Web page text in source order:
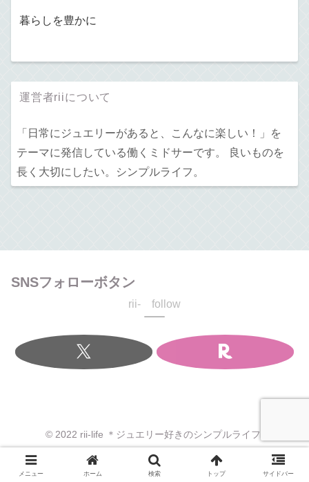
暮らしを豊かに
運営者riiについて
「日常にジュエリーがあると、こんなに楽しい！」を
テーマに発信している働くミドサーです。 良いものを
長く大切にしたい。シンプルライフ。
SNSフォローボタン
rii- follow
© 2022 rii-life ＊ジュエリー好きのシンプルライフ.
メニュー ホーム 検索 トップ サイドバー